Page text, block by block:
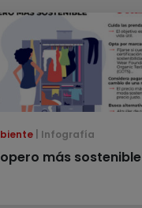
Infografía
más sostenible